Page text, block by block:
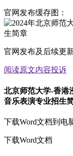
官网发布缓存图：
官网发布及后续更
阅读原文内容投诉
北京师范大学-香港
音乐表演专业招生
下载Word文档到电
下载Word文档